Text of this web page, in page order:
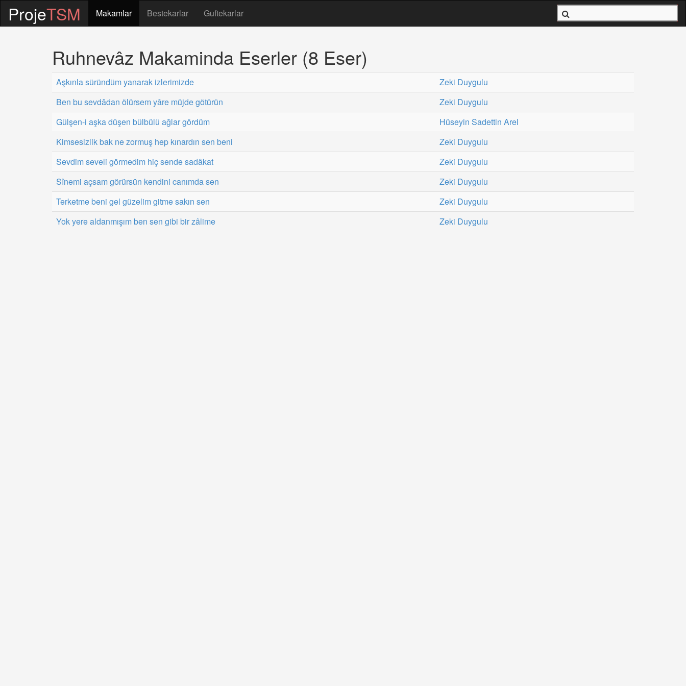
ProjeTSM Makamlar Bestekarlar Guftekarlar
Ruhnevâz Makaminda Eserler (8 Eser)
Aşkınla süründüm yanarak izlerimizde
Zeki Duygulu
Ben bu sevdâdan ölürsem yâre müjde götürün
Zeki Duygulu
Gülşen-i aşka düşen bülbülü ağlar gördüm
Hüseyin Sadettin Arel
Kimsesizlik bak ne zormuş hep kınardın sen beni
Zeki Duygulu
Sevdim seveli görmedim hiç sende sadâkat
Zeki Duygulu
Sînemi açsam görürsün kendini canımda sen
Zeki Duygulu
Terketme beni gel güzelim gitme sakın sen
Zeki Duygulu
Yok yere aldanmışım ben sen gibi bir zâlime
Zeki Duygulu